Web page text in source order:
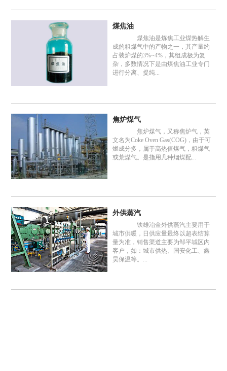
煤焦油
煤焦油是炼焦工业煤热解生
成的粗煤气中的产物之一，其产量约
占装炉煤的3%~4%，其组成极为复
杂，多数情况下是由煤焦油工业专门
进行分离、提纯...
焦炉煤气
焦炉煤气，又称焦炉气，英
文名为Coke Oven Gas(COG)，由于可
燃成分多，属于高热值煤气，粗煤气
或荒煤气。是指用几种烟煤配...
外供蒸汽
铁雄冶金外供蒸汽主要用于
城市供暖，日供应量最终以超表结算
量为准，销售渠道主要为邹平城区内
客户，如：城市供热、国安化工、鑫
昊保温等。...